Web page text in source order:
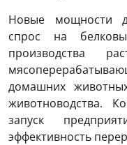
Новые мощности
спрос на
производства
домашних
животноводства.
запуск
эффективность